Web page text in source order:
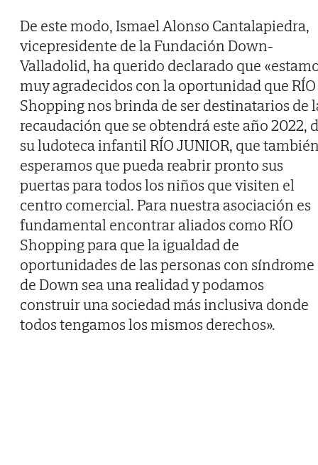
De este modo, Ismael Alonso Cantalapiedra,
vicepresidente de la Fundación Down-
Valladolid, ha querido declarado que
muy agradecidos con la oportunidad que RÍO
Shopping nos brinda de ser destinatarios de
recaudación que se obtendrá este año 2022,
su ludoteca infantil RÍO JUNIOR, que
esperamos que pueda reabrir pronto sus
puertas para todos los niños que visiten el
centro comercial. Para nuestra asociación es
fundamental encontrar aliados como RÍO
Shopping para que la igualdad de
oportunidades de las personas con síndrome
de Down sea una realidad y podamos
construir una sociedad más inclusiva donde
todos tengamos los mismos derechos».